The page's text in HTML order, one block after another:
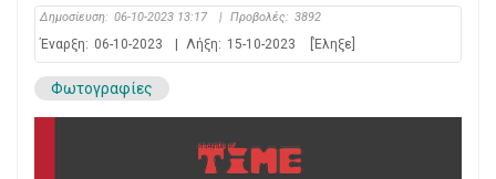
Δημοσίευση: 06-10-2023 13:17 | Προβολές: 3892
Έναρξη: 06-10-2023 | Λήξη: 15-10-2023 [Έληξε]
Φωτογραφίες